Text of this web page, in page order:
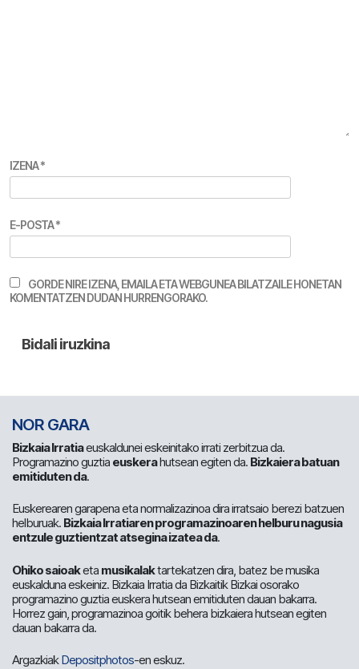
IZENA*
E-POSTA*
GORDE NIRE IZENA, EMAILA ETA WEBGUNEA BILATZAILE HONETAN
KOMENTATZEN DUDAN HURRENGORAKO.
NOR GARA
Bizkaia Irratiaeuskaldunei eskeinitako irrati zerbitzua da.
Programazino guztia euskerahutsean egiten da. Bizkaiera batuan
emitiduten da.
Euskerearen garapena eta normalizazinoa dira irratsaio berezi batzuen
helburuak. Bizkaia Irratiaren programazinoaren helburu nagusia
entzule guztientzat atsegina izatea da.
Ohiko saioaketa musikalaktartekatzen dira, batez be musika
euskalduna eskeiniz. Bizkaia Irratia da Bizkaitik Bizkai osorako
programazino guztia euskera hutsean emitiduten dauan bakarra.
Horrez gain, programazinoa goitik behera bizkaiera hutsean egiten
dauan bakarra da.
ArgazkiakDepositphotos-en eskuz.